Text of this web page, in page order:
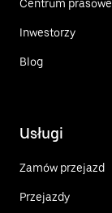
Centrum prasowe
Inwestorzy
Blog
Usługi
Zamów przejazd
Przejazdy